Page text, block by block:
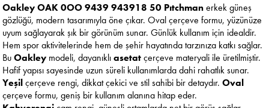
Oakley OAK 0OO 9439 943918 50 Pıtchmanerkek güneş
gözlüğü, modern tasarımıyla öne çıkar. Oval çerçeve formu, yüzünüze
uyum sağlayarak şık bir görünüm sunar. Günlük kullanım için idealdir.
Hem spor aktivitelerinde hem de şehir hayatında tarzınıza katkı sağlar.
BuOakley modeli, dayanıklıasetatçerçeve materyali ile üretilmiştir.
Hafif yapısı sayesinde uzun süreli kullanımlarda dahi rahatlık sunar.
Yeşilçerçeve rengi, dikkat çekici ve stil sahibi bir detaydır.Oval
çerçeve formu, geniş bir kullanım alanına hitap eder.